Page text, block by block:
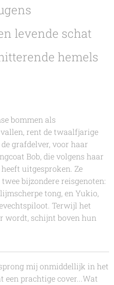
levende schat
hemels
bommen als
rent de twaalfjarige
grafdelver, voor haar
Bob, die volgens haar
uitgesproken. Ze
bijzondere reisgenoten:
tong, en Yukio,
Terwijl het
wordt, schijnt boven hun
mij onmiddellijk in het
een prachtige cover...Wat